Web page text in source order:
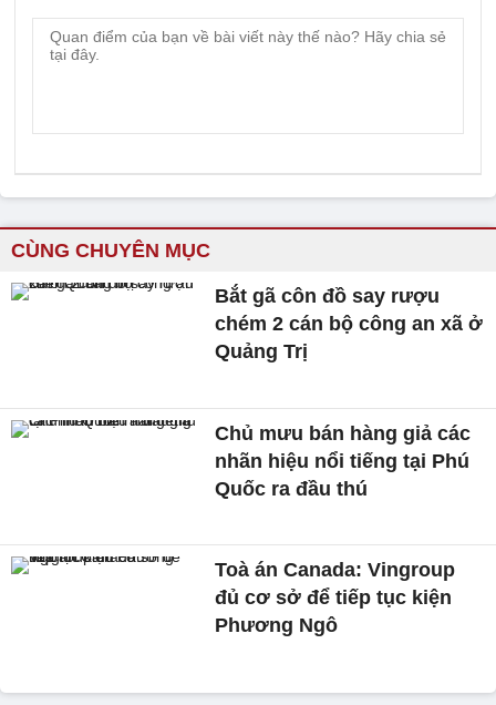
CÙNG CHUYÊN MỤC
Bắt gã côn đồ say rượu
chém 2 cán bộ công an xã ở
Quảng Trị
Chủ mưu bán hàng giả các
nhãn hiệu nổi tiếng tại Phú
Quốc ra đầu thú
Toà án Canada: Vingroup
đủ cơ sở để tiếp tục kiện
Phương Ngô